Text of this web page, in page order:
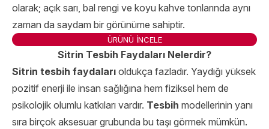
olarak; açık sarı, bal rengi ve koyu kahve tonlarında aynı
zaman da saydam bir görünüme sahiptir.
ÜRÜNÜ İNCELE
Sitrin Tesbih Faydaları Nelerdir?
Sitrin tesbih faydaları oldukça fazladır. Yaydığı yüksek
pozitif enerji ile insan sağlığına hem fiziksel hem de
psikolojik olumlu katkıları vardır. Tesbih modellerinin yanı
sıra birçok aksesuar grubunda bu taşı görmek mümkün.